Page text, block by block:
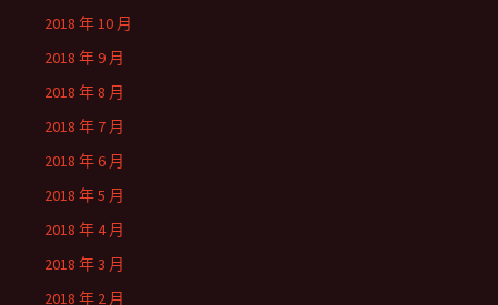
2018 年 10 月
2018 年 9 月
2018 年 8 月
2018 年 7 月
2018 年 6 月
2018 年 5 月
2018 年 4 月
2018 年 3 月
2018 年 2 月